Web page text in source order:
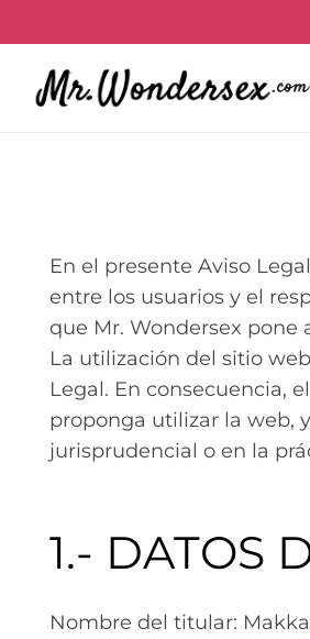
En el presente Aviso
entre los usuarios y el
que Mr. Wondersex pone
La utilización del sitio
Legal. En consecuencia,
proponga utilizar la web,
jurisprudencial o en la
1.- DATOS
Nombre del titular: